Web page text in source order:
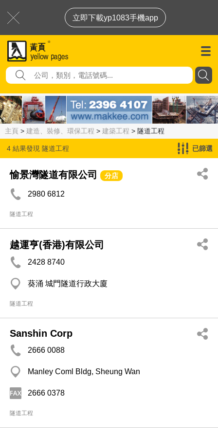
立即下載yp1083手機app
主頁 > 建造、裝修、環保工程 > 建築工程 > 隧道工程
4 結果發現 隧道工程 已篩選
愉景灣隧道有限公司 分店
2980 6812
隧道工程
越運亨(香港)有限公司
2428 8740
葵涌 城門隧道行政大廈
隧道工程
Sanshin Corp
2666 0088
Manley Coml Bldg, Sheung Wan
2666 0378
隧道工程